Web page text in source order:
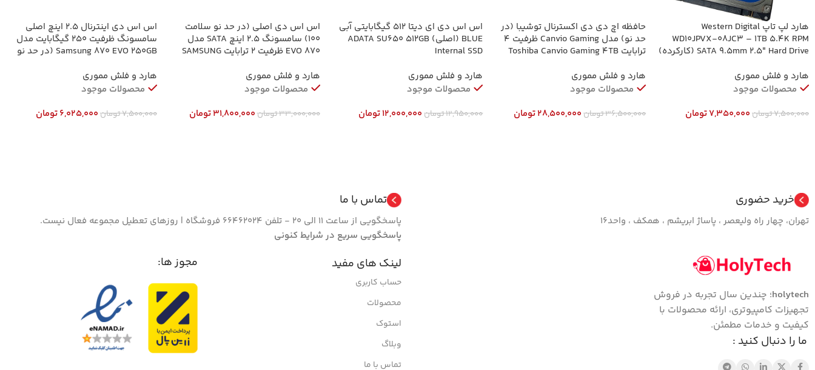
هارد لپ تاپ Western Digital
WD10JPVX-08JC3 – 1TB 5.4K RPM
SATA 9.5mm 2.5″ Hard Drive (کارکرده)
هارد و فلش مموری
محصولات موجود
7,500,000تومان7,350,000تومان
حافظه اچ دی دی اکسترنال توشیبا (در
حد نو) مدل Canvio Gaming ظرفیت 4
ترابایت Toshiba Canvio Gaming 4TB
هارد و فلش مموری
محصولات موجود
36,500,000تومان 28,500,000تومان
اس اس دی ای دیتا 512 گیگابایتی آبی
BLUE (اصلی) ADATA SU650 512GB
Internal SSD
هارد و فلش مموری
محصولات موجود
12,950,000تومان 12,000,000تومان
اس اس دی اصلی (در حد نو سلامت
100) سامسونگ 2.5 اینچ SATA مدل
870 EVO ظرفیت 2 ترابایت SAMSUNG
هارد و فلش مموری
محصولات موجود
33,000,000تومان31,800,000تومان
اس اس دی اینترنال 2.5 اینچ اصلی
سامسونگ ظرفیت 250 گیگابایت مدل
Samsung 870 EVO 250GB (در حد نو
هارد و فلش مموری
محصولات موجود
7,500,000تومان6,025,000تومان
خرید حضوری
تهران، چهار راه ولیعصر ، پاساژ ابریشم ، همکف ، واحد16
تماس با ما
پاسخگویی از ساعت 11 الی 20 - تلفن 66462024 فروشگاه | روزهای تعطیل مجموعه فعال نیست.
پاسخگویی سریع در شرایط کنونی
holytech؛ چندین سال تجربه در فروش
تجهیزات کامپیوتری، ارائه محصولات با
کیفیت و خدمات مطمئن.
ما را دنبال کنید :
لینک های مفید
حساب کاربری
محصولات
استوک
وبلاگ
تماس با ما
مجوز ها: